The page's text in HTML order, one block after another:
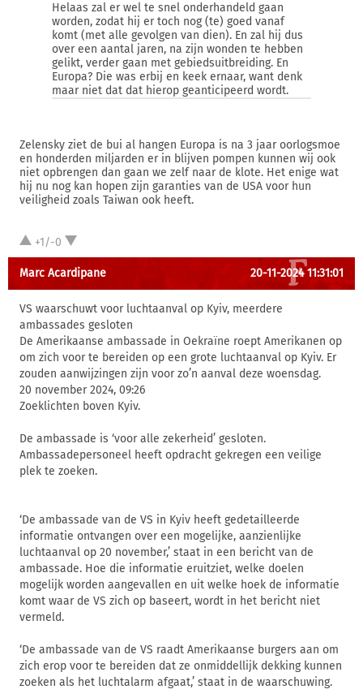
Helaas zal er wel te snel onderhandeld gaan
worden, zodat hij er toch nog (te) goed vanaf
komt (met alle gevolgen van dien). En zal hij dus
over een aantal jaren, na zijn wonden te hebben
gelikt, verder gaan met gebiedsuitbreiding. En
Europa? Die was erbij en keek ernaar, want denk
maar niet dat dat hierop geanticipeerd wordt.
Zelensky ziet de bui al hangen Europa is na 3 jaar oorlogsmoe
en honderden miljarden er in blijven pompen kunnen wij ook
niet opbrengen dan gaan we zelf naar de klote. Het enige wat
hij nu nog kan hopen zijn garanties van de USA voor hun
veiligheid zoals Taiwan ook heeft.
+1/-0
Marc Acardipane 20-11-2024 11:31:01
VS waarschuwt voor luchtaanval op Kyiv, meerdere
ambassades gesloten
De Amerikaanse ambassade in Oekraïne roept Amerikanen op
om zich voor te bereiden op een grote luchtaanval op Kyiv. Er
zouden aanwijzingen zijn voor zo’n aanval deze woensdag.
20 november 2024, 09:26
Zoeklichten boven Kyiv.
De ambassade is ‘voor alle zekerheid’ gesloten.
Ambassadepersoneel heeft opdracht gekregen een veilige
plek te zoeken.
‘De ambassade van de VS in Kyiv heeft gedetailleerde
informatie ontvangen over een mogelijke, aanzienlijke
luchtaanval op 20 november,’ staat in een bericht van de
ambassade. Hoe die informatie eruitziet, welke doelen
mogelijk worden aangevallen en uit welke hoek de informatie
komt waar de VS zich op baseert, wordt in het bericht niet
vermeld.
‘De ambassade van de VS raadt Amerikaanse burgers aan om
zich erop voor te bereiden dat ze onmiddellijk dekking kunnen
zoeken als het luchtalarm afgaat,’ staat in de waarschuwing.